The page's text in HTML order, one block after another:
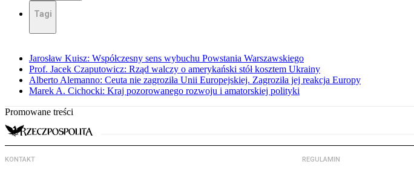
Tagi
Jarosław Kuisz: Współczesny sens wybuchu Powstania Warszawskiego
Prof. Jacek Czaputowicz: Rząd walczy o amerykański stół kosztem Ukrainy
Alberto Alemanno: Ceuta nie zagroziła Unii Europejskiej. Zagroziła jej reakcja Europy
Marek A. Cichocki: Kraj pozorowanego rozwoju i amatorskiej polityki
Promowane treści
KONTAKT REGULAMIN